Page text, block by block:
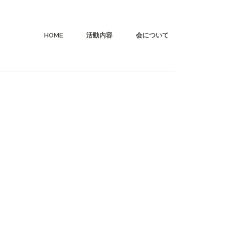
HOME 活動内容 会について